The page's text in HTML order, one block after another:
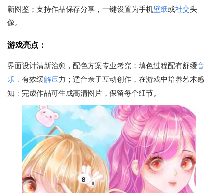
新图鉴；支持作品保存分享，一键设置为手机壁纸或社交头
像。
游戏亮点：
界面设计清新治愈，配色方案专业考究；填色过程配有舒缓音
乐 ，有效缓解压力；适合亲子互动创作，在游戏中培养艺术感
知；完成作品可生成高清图片，保留每个细节。